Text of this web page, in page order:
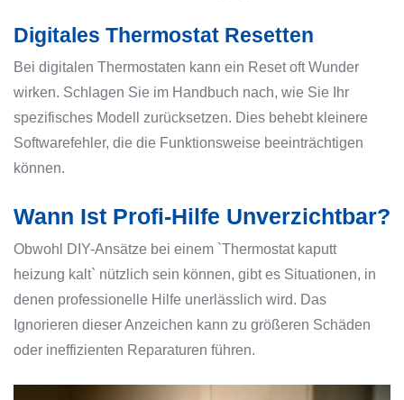
Digitales Thermostat Resetten
Bei digitalen Thermostaten kann ein Reset oft Wunder
wirken. Schlagen Sie im Handbuch nach, wie Sie Ihr
spezifisches Modell zurücksetzen. Dies behebt kleinere
Softwarefehler, die die Funktionsweise beeinträchtigen
können.
Wann Ist Profi-Hilfe Unverzichtbar?
Obwohl DIY-Ansätze bei einem `Thermostat kaputt
heizung kalt` nützlich sein können, gibt es Situationen, in
denen professionelle Hilfe unerlässlich wird. Das
Ignorieren dieser Anzeichen kann zu größeren Schäden
oder ineffizienten Reparaturen führen.